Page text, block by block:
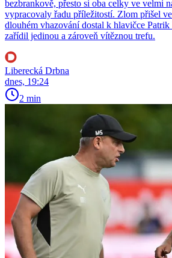
bezbrankově, přesto si oba celky ve velmi
vypracovaly řadu příležitostí. Zlom přišel
dlouhém vhazování dostal k hlavičce
zařídil jedinou a zároveň vítěznou trefu.
Liberecká Drbna
dnes, 19:24
2 min